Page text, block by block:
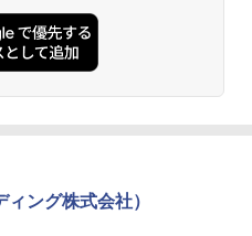
保冷力長持ち
ング株式会社）